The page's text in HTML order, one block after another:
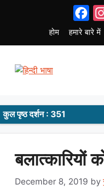
होम हमारे बारे में
कुल पृष्ठ दर्शन : 351
बलात्कारियों
December 8, 2019 by